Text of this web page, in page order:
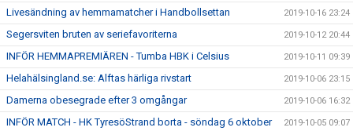
Livesändning av hemmamatcher i Handbollsettan 2019-10-16 23:24
Segersviten bruten av seriefavoriterna 2019-10-12 20:44
INFÖR HEMMAPREMIÄREN - Tumba HBK i Celsius 2019-10-11 09:39
Helahälsingland.se: Alftas härliga rivstart 2019-10-06 23:15
Damerna obesegrade efter 3 omgångar 2019-10-06 16:32
INFÖR MATCH - HK TyresöStrand borta - söndag 6 oktober 2019-10-05 09:07